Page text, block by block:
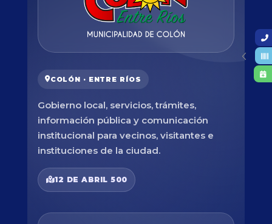
COLÓN · ENTRE RÍOS
Gobierno local, servicios, trámites,
información pública y comunicación
institucional para vecinos, visitantes e
instituciones de la ciudad.
12 DE ABRIL 500